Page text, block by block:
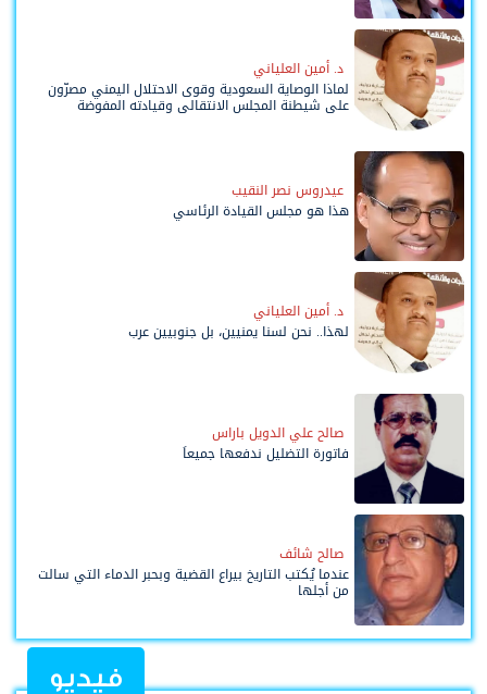
د. أمين العلياني
لماذا الوصاية السعودية وقوى الاحتلال اليمني مصرّون
على شيطنة المجلس الانتقالي وقيادته المفوضة
عيدروس نصر النقيب
هذا هو مجلس القيادة الرئاسي
د. أمين العلياني
لهذا.. نحن لسنا يمنيين، بل جنوبيين عرب
صالح علي الدويل باراس
فاتورة التضليل ندفعها جميعاً
صالح شائف
عندما يُكتب التاريخ بيراع القضية وبحبر الدماء التي سالت
من أجلها
فيديو